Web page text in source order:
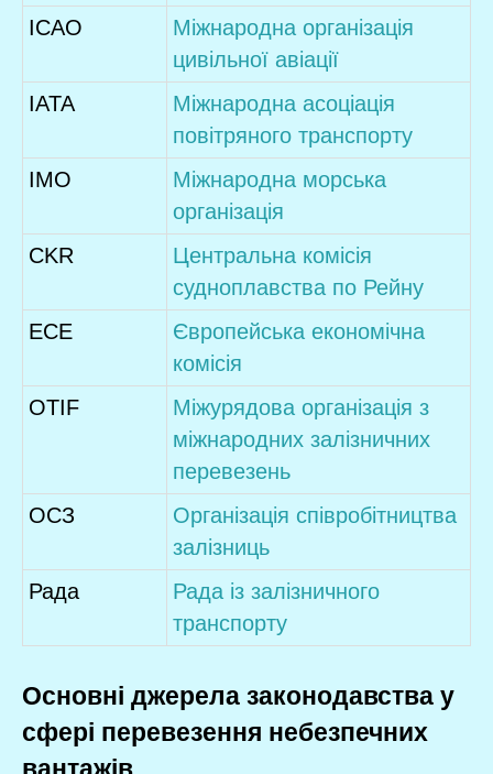
ICAO
Міжнародна організація
цивільної авіації
IATA
Міжнародна асоціація
повітряного транспорту
IMO
Міжнародна морська
організація
CKR
Центральна комісія
судноплавства по Рейну
ECE
Європейська економічна
комісія
OTIF
Міжурядова організація з
міжнародних залізничних
перевезень
ОСЗ
Організація співробітництва
залізниць
Рада
Рада із залізничного
транспорту
Основні джерела законодавства у
сфері перевезення небезпечних